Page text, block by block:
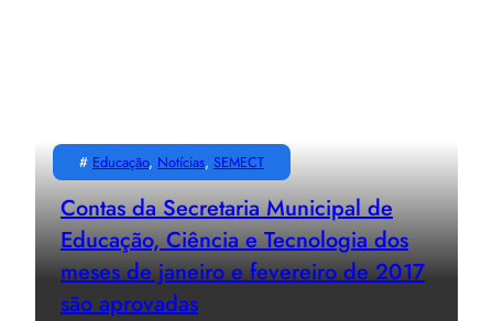
# Educação, Notícias, SEMECT
Contas da Secretaria Municipal de
Educação, Ciência e Tecnologia dos
meses de janeiro e fevereiro de 2017
são aprovadas